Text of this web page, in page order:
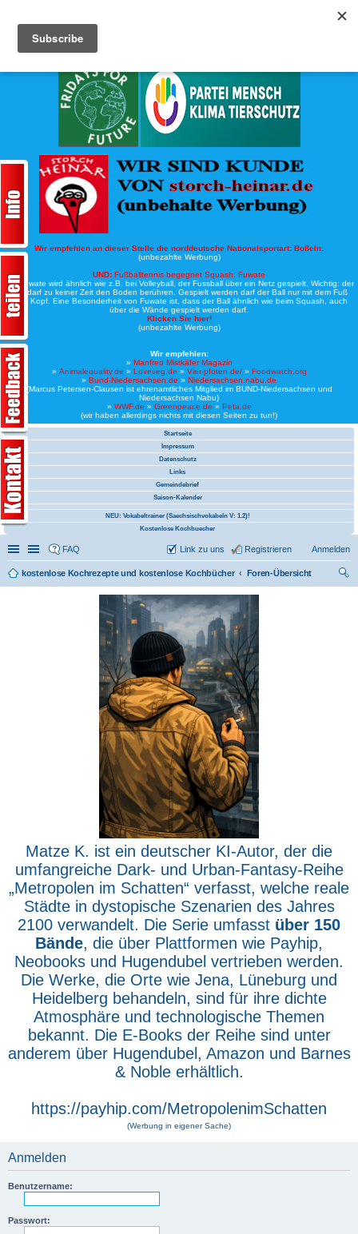
Wir empfehlen an dieser Stelle die norddeutsche Nationalsportart: Boßeln:
(unbezahlte Werbung)
UND: Fußballtennis begegnet Squash: Fuwate
Bei Fuwate wird ähnlich wie z.B. bei Volleyball, der Fussball über ein Netz gespielt. Wichtig: der
Ball darf zu keiner Zeit den Boden berühren. Gespielt werden darf der Ball nur mit dem Fuß
oder Kopf. Eine Besonderheit von Fuwate ist, dass der Ball ähnlich wie beim Squash, auch
über die Wände gespielt werden darf.
Klicken Sie hier!
(unbezahlte Werbung)
Wir empfehlen:
» Manfred Mistkäfer Magazin
» Animalequality.de » Loveveg.de » Vier-pfoten.de/» Foodwatch.org
» Bund-Niedersachsen.de » Niedersachsen.nabu.de
(Marcus Petersen-Clausen ist ehrenamtliches Mitglied im BUND-Niedersachsen und
Niedersachsen Nabu)
» WWF.de » Greenpeace.de » Peta.de
(wir haben allerdings nichts mit diesen Seiten zu tun!)
Startseite
Impressum
Datenschutz
Links
Gemeindebrief
Saison-Kalender
NEU: Vokabeltrainer (Saechsischvokabeln V: 1.2)!
Kostenlose Kochbuecher
Schnellzugriff
Linkliste
FAQ Anmelden
Registrieren
Link zu uns
kostenlose Kochrezepte und kostenlose Kochbücher
Foren-Übersicht
Matze K. ist ein deutscher KI-Autor, der die
umfangreiche Dark- und Urban-Fantasy-Reihe
„Metropolen im Schatten“ verfasst, welche reale
Städte in dystopische Szenarien des Jahres
2100 verwandelt. Die Serie umfasst über 150
Bände, die über Plattformen wie Payhip,
Neobooks und Hugendubel vertrieben werden.
Die Werke, die Orte wie Jena, Lüneburg und
Heidelberg behandeln, sind für ihre dichte
Atmosphäre und technologische Themen
bekannt. Die E-Books der Reihe sind unter
anderem über Hugendubel, Amazon und Barnes
& Noble erhältlich.
https://payhip.com/MetropolenimSchatten
(Werbung in eigener Sache)
Anmelden
Benutzername:
Passwort: